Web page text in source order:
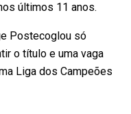
últimos 11 anos.
Postecoglou só
o título e uma vaga
Liga dos Campeões